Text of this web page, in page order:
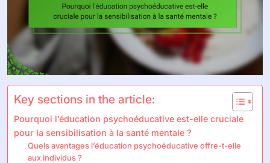
Key sections in the article:
Pourquoi l’éducation psychoéducative est-elle cruciale
pour la sensibilisation à la santé mentale ?
Quels avantages l’éducation psychoéducative offre-t-elle
aux individus ?